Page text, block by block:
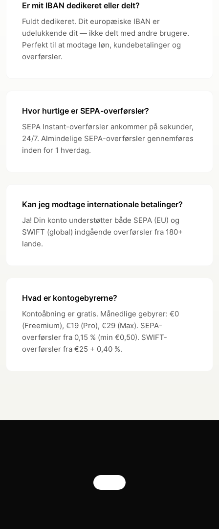
Er mit IBAN dedikeret eller delt?
Fuldt dedikeret. Dit europæiske IBAN er
udelukkende dit — ikke delt med andre brugere.
Perfekt til at modtage løn, kundebetalinger og
overførsler.
Hvor hurtige er SEPA-overførsler?
SEPA Instant-overførsler ankommer på sekunder,
24/7. Almindelige SEPA-overførsler gennemføres
inden for 1 hverdag.
Kan jeg modtage internationale betalinger?
Ja! Din konto understøtter både SEPA (EU) og
SWIFT (global) indgående overførsler fra 180+
lande.
Hvad er kontogebyrerne?
Kontoåbning er gratis. Månedlige gebyrer: €0
(Freemium), €19 (Pro), €29 (Max). SEPA-
overførsler fra 0,15 % (min €0,50). SWIFT-
overførsler fra €25 + 0,40 %.